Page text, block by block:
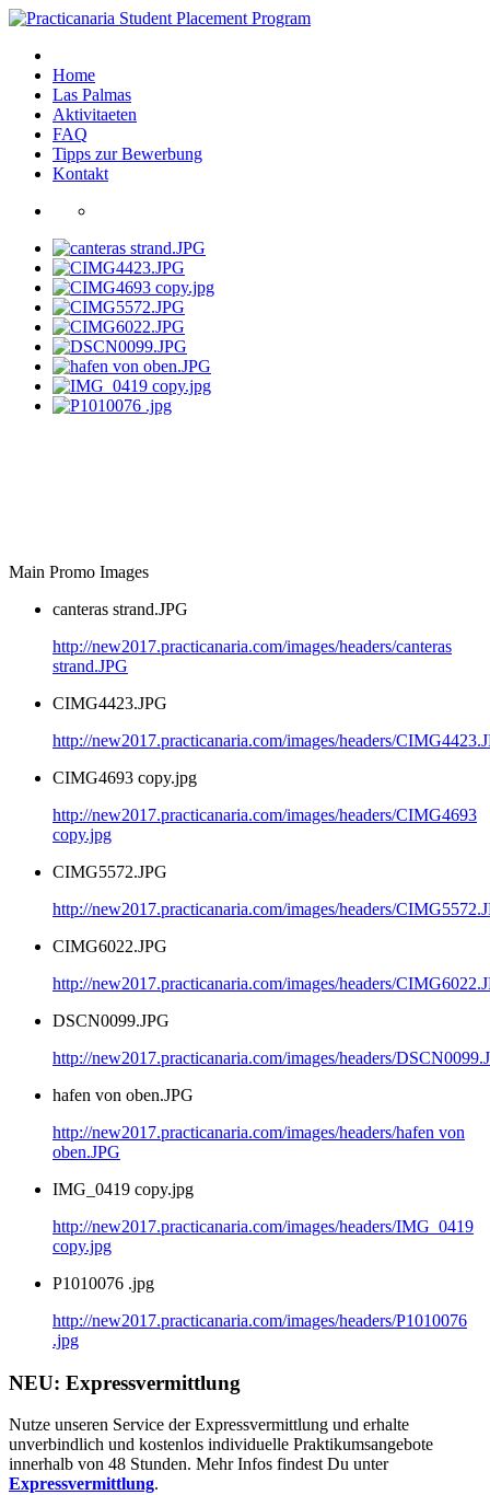
Home
Las Palmas
Aktivitaeten
FAQ
Tipps zur Bewerbung
Kontakt
Main Promo Images
canteras strand.JPG
http://new2017.practicanaria.com/images/headers/canteras
strand.JPG
CIMG4423.JPG
http://new2017.practicanaria.com/images/headers/
CIMG4693 copy.jpg
http://new2017.practicanaria.com/images/headers/CIMG4693
copy.jpg
CIMG5572.JPG
http://new2017.practicanaria.com/images/headers/
CIMG6022.JPG
http://new2017.practicanaria.com/images/headers/
DSCN0099.JPG
http://new2017.practicanaria.com/images/headers/
hafen von oben.JPG
http://new2017.practicanaria.com/images/headers/hafen von
oben.JPG
IMG_0419 copy.jpg
http://new2017.practicanaria.com/images/headers/IMG_0419
copy.jpg
P1010076 .jpg
http://new2017.practicanaria.com/images/headers/P1010076
.jpg
NEU: Expressvermittlung
Nutze unseren Service der Expressvermittlung und erhalte
unverbindlich und kostenlos individuelle Praktikumsangebote
innerhalb von 48 Stunden. Mehr Infos findest Du unter
Expressvermittlung.